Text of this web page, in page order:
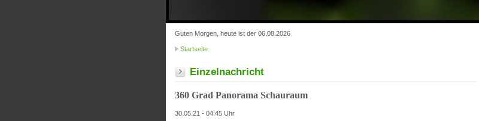
Guten Morgen, heute ist der 06.08.2026
Startseite
Einzelnachricht
360 Grad Panorama Schauraum
30.05.21 - 04:45 Uhr